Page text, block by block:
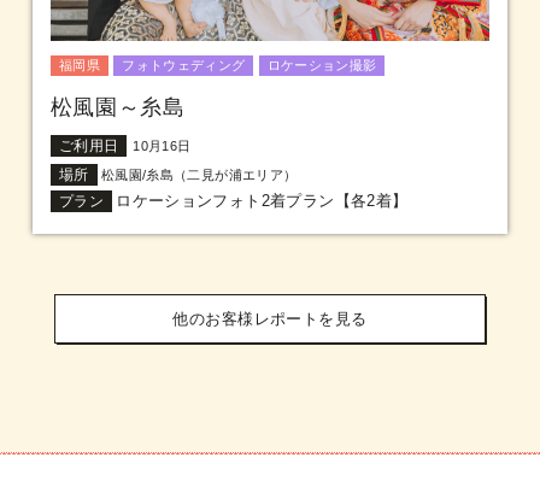
福岡県 フォトウェディング ロケーション撮影
松風園～糸島
ご利用日 10月16日
場所 松風園/糸島（二見が浦エリア）
プラン ロケーションフォト2着プラン【各2着】
他のお客様レポートを見る